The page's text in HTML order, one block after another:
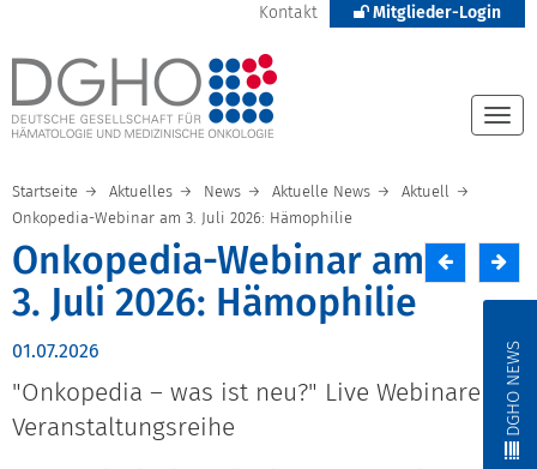
Kontakt Mitglieder-Login
DGHO NEWS
Startseite Aktuelles News Aktuelle News
Aktuell
Onkopedia-Webinar am 3. Juli 2026: Hämophilie
Onkopedia-Webinar am
3. Juli 2026: Hämophilie
01.07.2026
"Onkopedia – was ist neu?" Live Webinare als
Veranstaltungsreihe